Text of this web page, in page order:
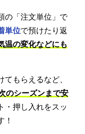
の「注文単位」で
単位で預けたり返
温の変化などにも
もらえるなど、
のシーズンまで安
・押し入れをスッ
！